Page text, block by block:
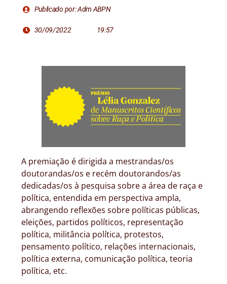
Publicado por: Adm ABPN
30/09/2022 19:57
A premiação é dirigida a mestrandas/os
doutorandas/os e recém doutorandos/as
dedicadas/os à pesquisa sobre a área de raça e
política, entendida em perspectiva ampla,
abrangendo reflexões sobre políticas públicas,
eleições, partidos políticos, representação
política, militância política, protestos,
pensamento político, relações internacionais,
política externa, comunicação política, teoria
política, etc.